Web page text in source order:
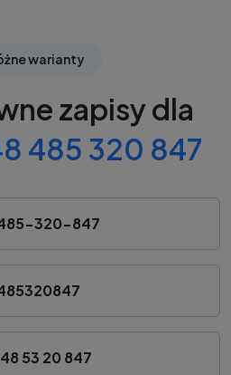
warianty
zapisy dla
485 320 847
320-847
53 20 847